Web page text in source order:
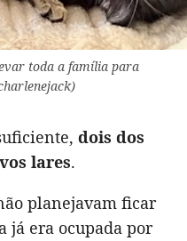
toda a família para
dois dos
lares.
planejavam ficar
já era ocupada por